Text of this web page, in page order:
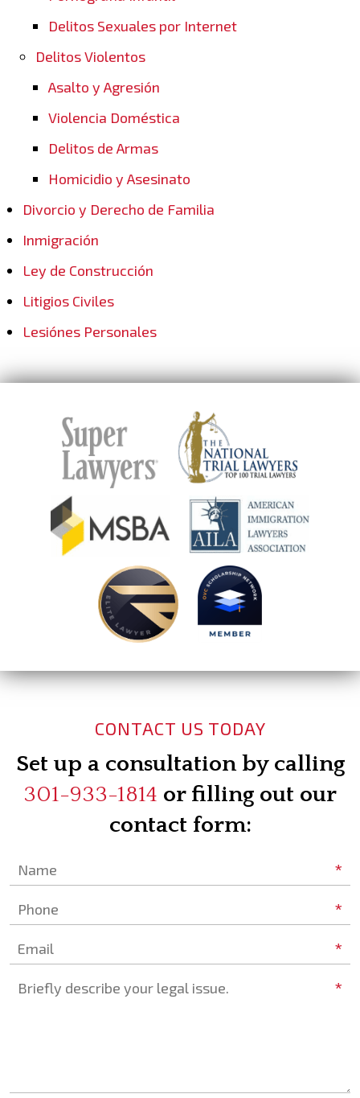
Delitos Sexuales por Internet
Delitos Violentos
Asalto y Agresión
Violencia Doméstica
Delitos de Armas
Homicidio y Asesinato
Divorcio y Derecho de Familia
Inmigración
Ley de Construcción
Litigios Civiles
Lesiónes Personales
CONTACT US TODAY
Set up a consultation by calling
301-933-1814 or filling out our
contact form:
*
*
*
*